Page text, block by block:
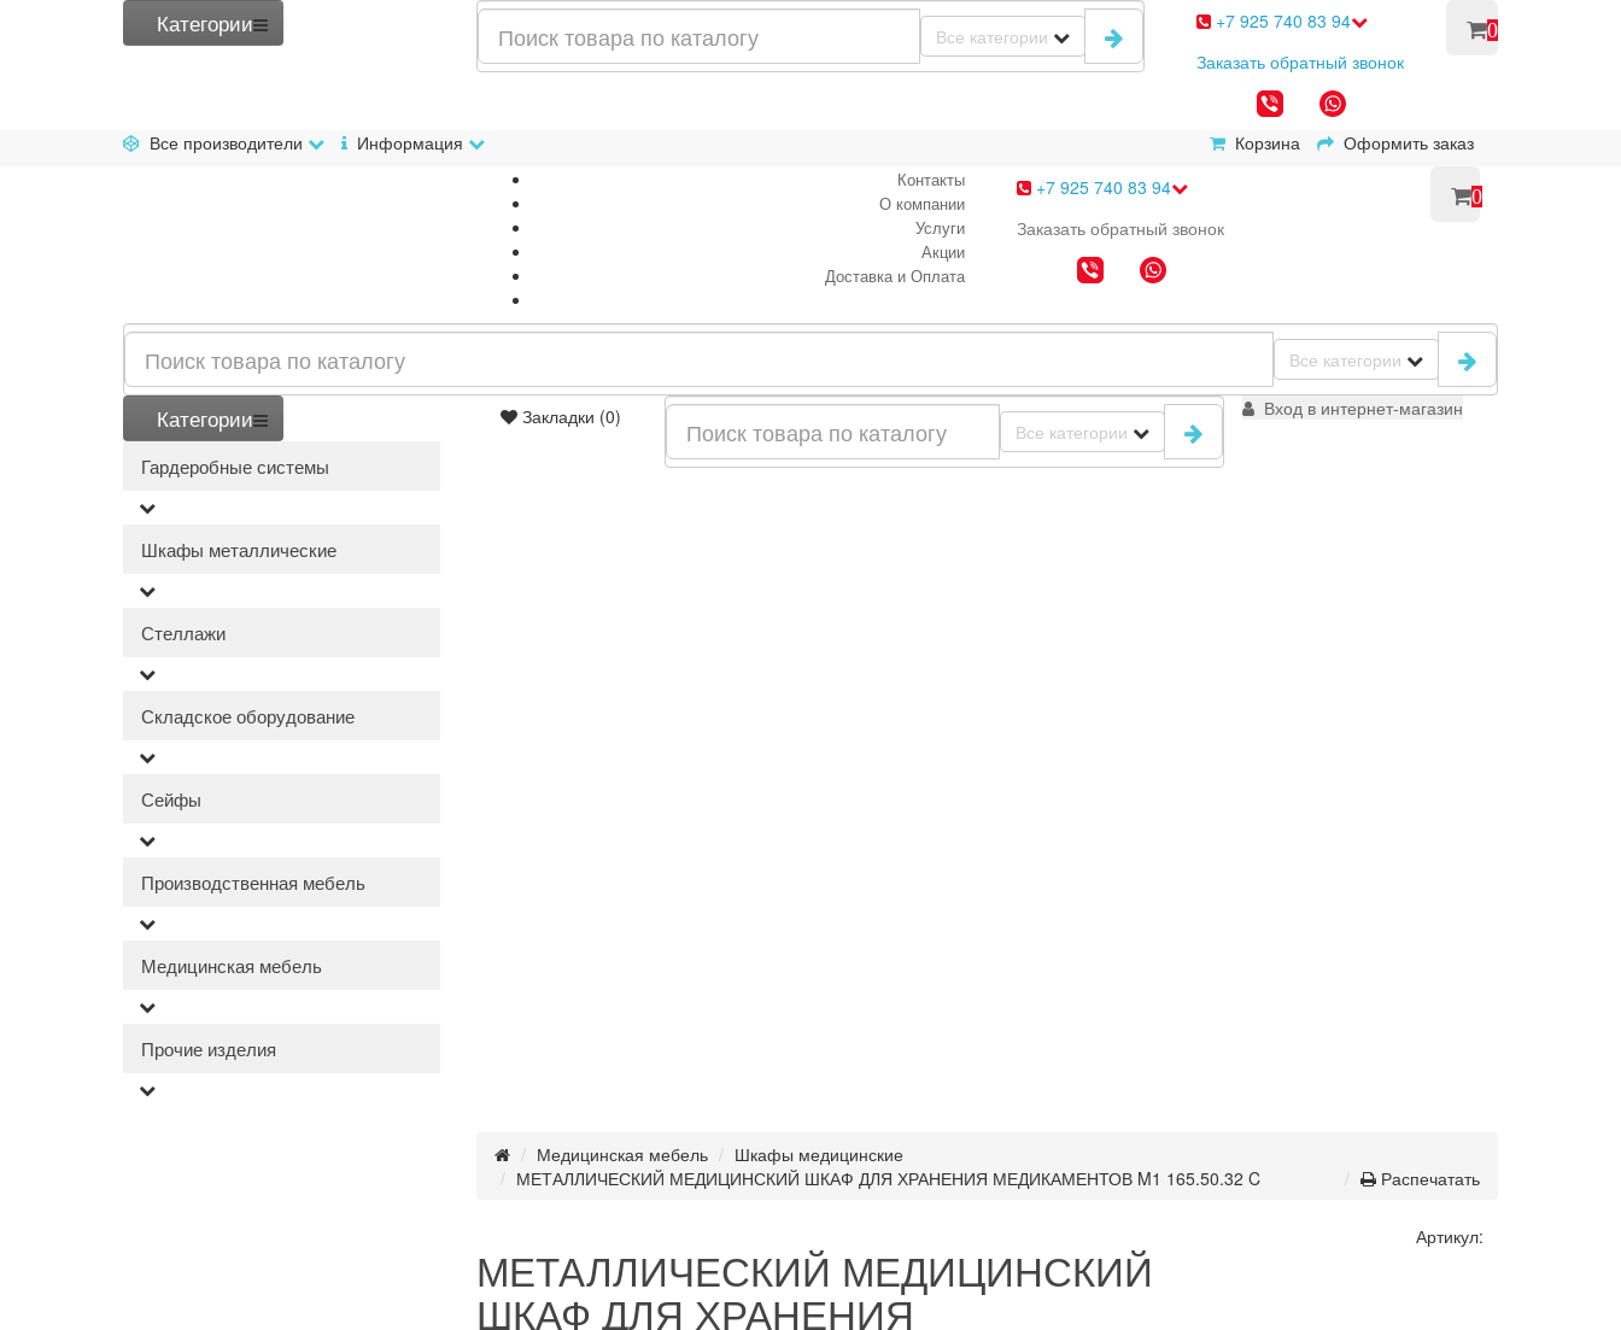
Категории Все категории
+7 925 740 83 94
Заказатьобратныйзвонок
0
Корзина Оформить заказ
Все производители Информация
Контакты
О компании
Услуги
Акции
Доставка и Оплата
+7 925 740 83 94
Заказать обратный звонок
0
Все категории
Категории
Гардеробные системы
Шкафы металлические
Стеллажи
Складское оборудование
Сейфы
Производственная мебель
Медицинская мебель
Прочие изделия
Закладки (0)
Все категории
Вход в интернет-магазин
Медицинская мебель
Шкафы медицинские
МЕТАЛЛИЧЕСКИЙ МЕДИЦИНСКИЙ ШКАФ ДЛЯ ХРАНЕНИЯ МЕДИКАМЕНТОВ M1 165.50.32 C
Распечатать
МЕТАЛЛИЧЕСКИЙ МЕДИЦИНСКИЙ
ШКАФ ДЛЯ ХРАНЕНИЯ
Артикул: